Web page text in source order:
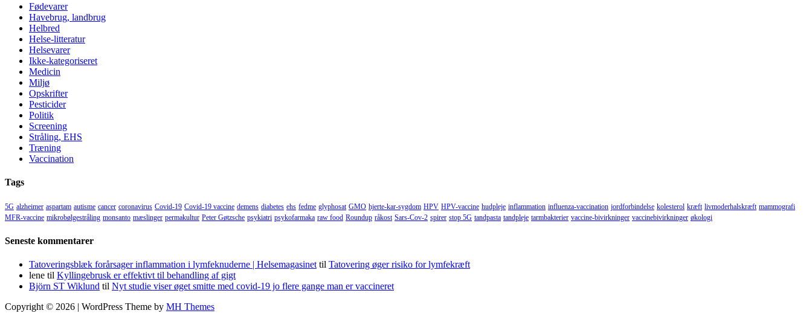
Fødevarer
Havebrug, landbrug
Helbred
Helse-litteratur
Helsevarer
Ikke-kategoriseret
Medicin
Miljø
Opskrifter
Pesticider
Politik
Screening
Stråling, EHS
Træning
Vaccination
Tags
5G alzheimer aspartam autisme cancer coronavirus Covid-19 Covid-19 vaccine demens diabetes ehs fedme glyphosat GMO hjerte-kar-sygdom HPV HPV-vaccine hudpleje inflammation influenza-vaccination jordforbindelse kolesterol kræft livmoderhalskræft mammografi
MFR-vaccine mikrobølgestråling monsanto mæslinger permakultur Peter Gøtzsche psykiatri psykofarmaka raw food Roundup råkost Sars-Cov-2 spirer stop 5G tandpasta tandpleje tarmbakterier vaccine-bivirkninger vaccinebivirkninger økologi
Seneste kommentarer
Tatoveringsblæk forårsager inflammation i lymfeknuderne | Helsemagasinet til Tatovering øger risiko for lymfekræft
lene til Kyllingebrusk er effektivt til behandling af gigt
Björn ST Wiklund til Nyt studie viser øget smitte med covid-19 jo flere gange man er vaccineret
Copyright © 2026 | WordPress Theme by MH Themes